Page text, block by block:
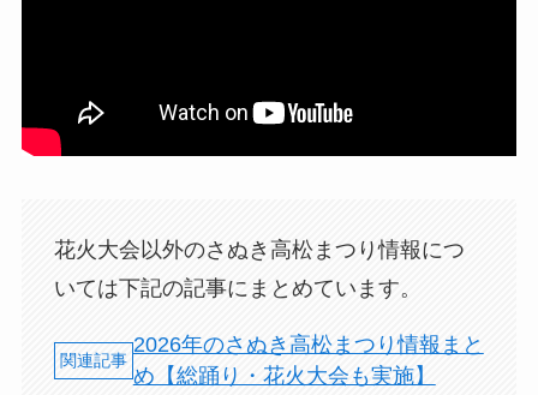
花火大会以外のさぬき高松まつり情報につ
いては下記の記事にまとめています。
2026年のさぬき高松まつり情報まと
め【総踊り・花火大会も実施】